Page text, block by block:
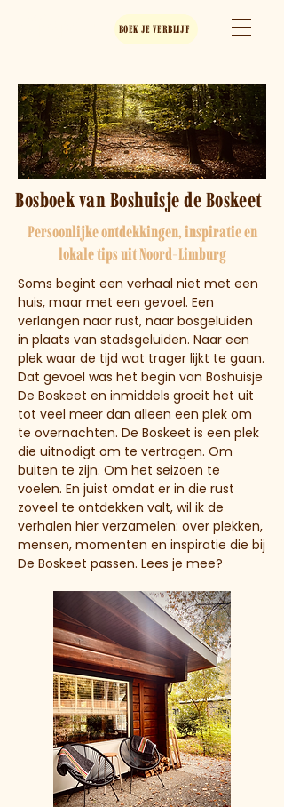
BOEK JE VERBLIJF
Bosboek van Boshuisje de Boskeet
Persoonlijke ontdekkingen, inspiratie en
lokale tips uit Noord-Limburg
Soms begint een verhaal niet met een
huis, maar met een gevoel. Een
verlangen naar rust, naar bosgeluiden
in plaats van stadsgeluiden. Naar een
plek waar de tijd wat trager lijkt te gaan.
Dat gevoel was het begin van Boshuisje
De Boskeet en inmiddels groeit het uit
tot veel meer dan alleen een plek om
te overnachten. De Boskeet is een plek
die uitnodigt om te vertragen. Om
buiten te zijn. Om het seizoen te
voelen. En juist omdat er in die rust
zoveel te ontdekken valt, wil ik de
verhalen hier verzamelen: over plekken,
mensen, momenten en inspiratie die bij
De Boskeet passen. Lees je mee?